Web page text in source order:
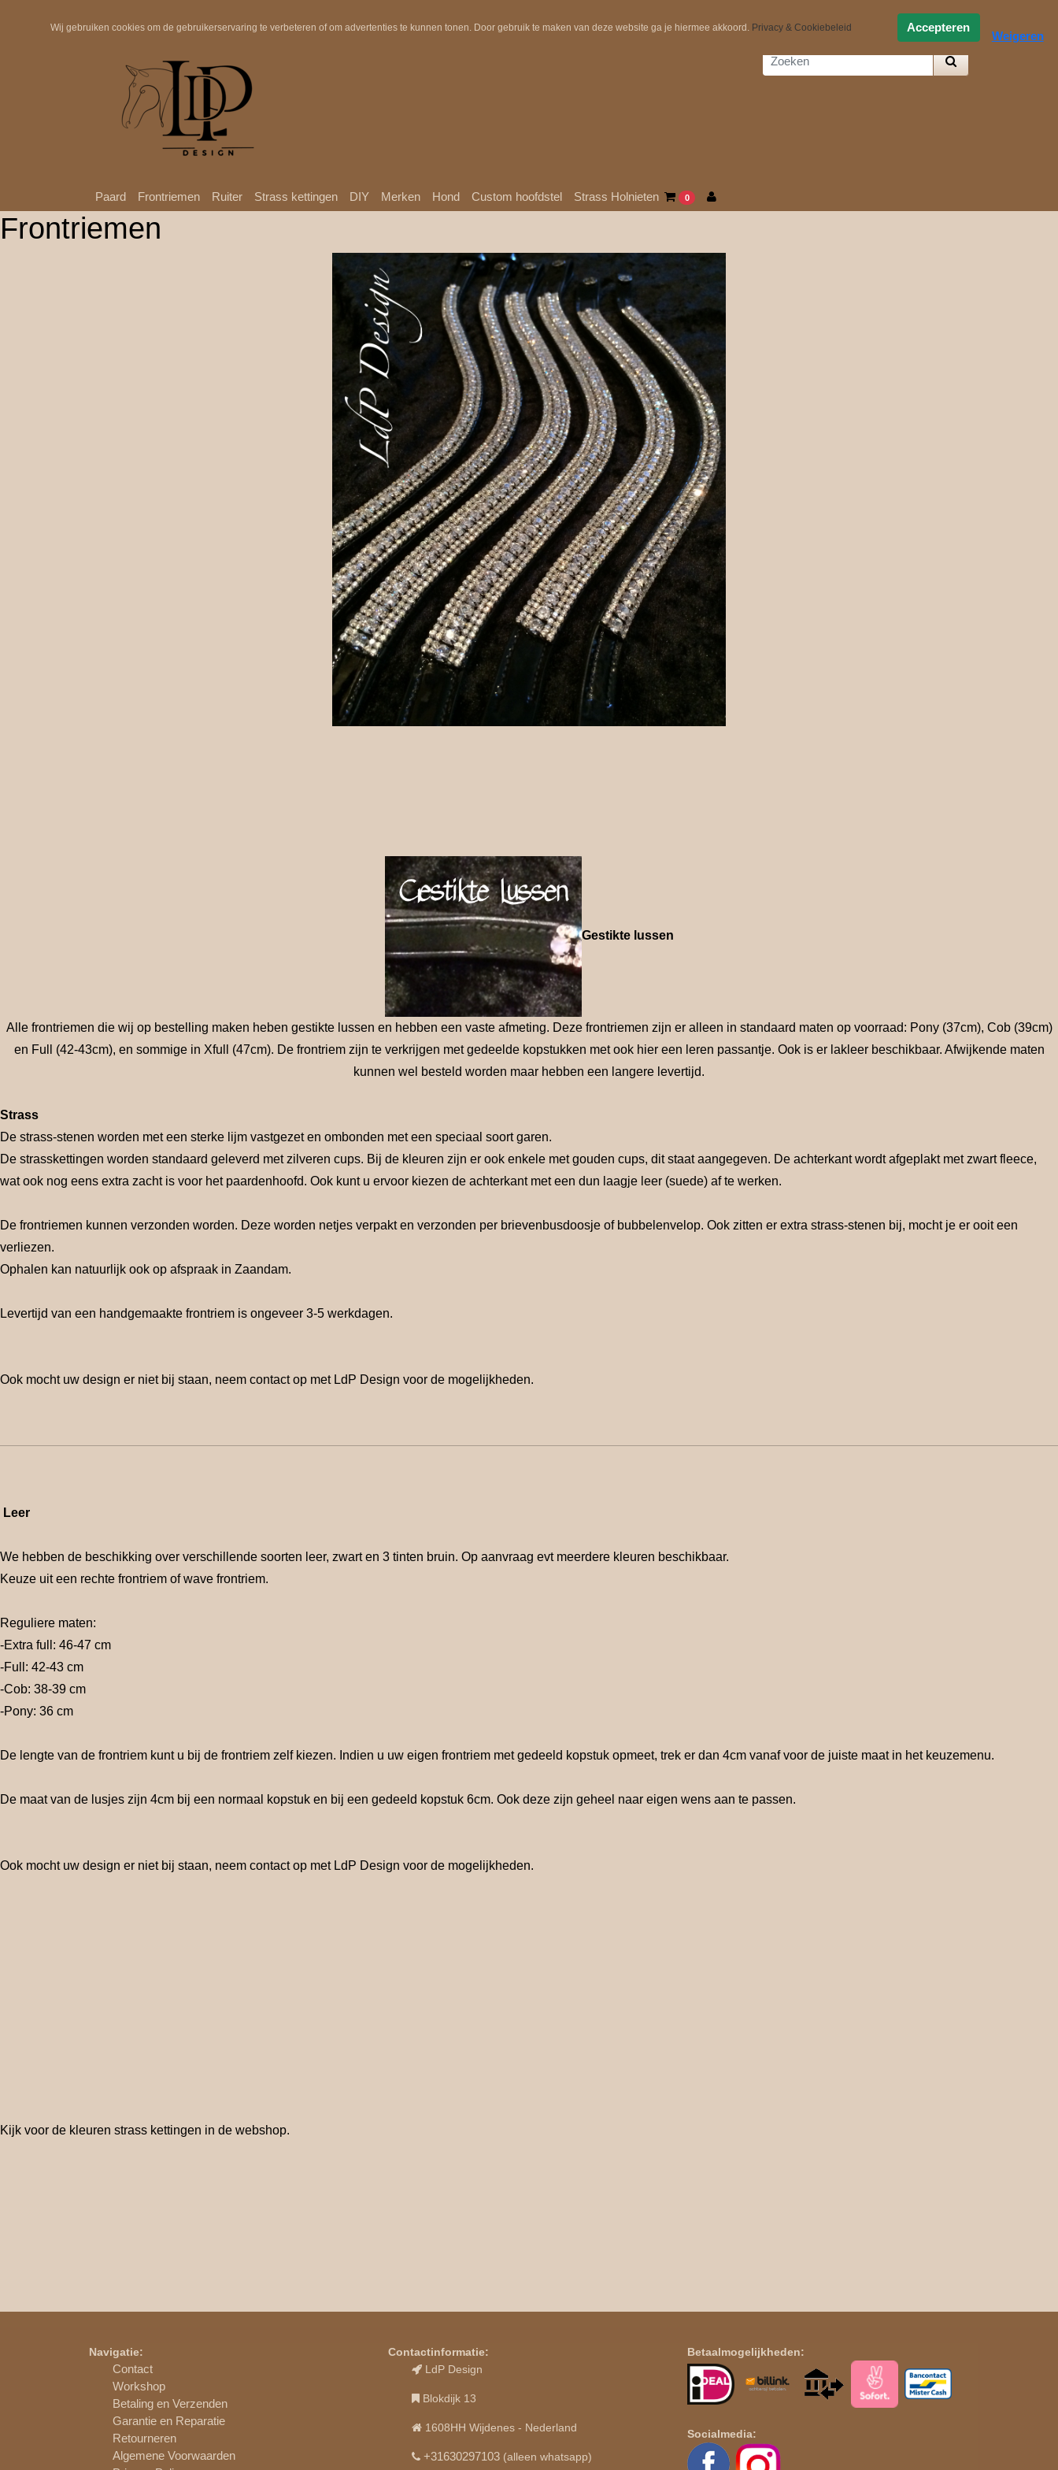
Paard Frontriemen Ruiter Strass kettingen DIY Merken Hond Custom hoofdstel Strass Holnieten 0
Frontriemen
Gestikte lussen
Alle frontriemen die wij op bestelling maken heben gestikte lussen en hebben een vaste afmeting. Deze frontriemen zijn er alleen in standaard maten op voorraad: Pony (37cm), Cob (39cm)
en Full (42-43cm), en sommige in Xfull (47cm). De frontriem zijn te verkrijgen met gedeelde kopstukken met ook hier een leren passantje. Ook is er lakleer beschikbaar. Afwijkende maten
kunnen wel besteld worden maar hebben een langere levertijd.
Strass
De strass-stenen worden met een sterke lijm vastgezet en ombonden met een speciaal soort garen.
De strasskettingen worden standaard geleverd met zilveren cups. Bij de kleuren zijn er ook enkele met gouden cups, dit staat aangegeven. De achterkant wordt afgeplakt met zwart fleece,
wat ook nog eens extra zacht is voor het paardenhoofd. Ook kunt u ervoor kiezen de achterkant met een dun laagje leer (suede) af te werken.
De frontriemen kunnen verzonden worden. Deze worden netjes verpakt en verzonden per brievenbusdoosje of bubbelenvelop. Ook zitten er extra strass-stenen bij, mocht je er ooit een
verliezen.
Ophalen kan natuurlijk ook op afspraak in Zaandam.
Levertijd van een handgemaakte frontriem is ongeveer 3-5 werkdagen.
Ook mocht uw design er niet bij staan, neem contact op met LdP Design voor de mogelijkheden.
Leer
We hebben de beschikking over verschillende soorten leer, zwart en 3 tinten bruin. Op aanvraag evt meerdere kleuren beschikbaar.
Keuze uit een rechte frontriem of wave frontriem.
Reguliere maten:
-Extra full: 46-47 cm
-Full: 42-43 cm
-Cob: 38-39 cm
-Pony: 36 cm
De lengte van de frontriem kunt u bij de frontriem zelf kiezen. Indien u uw eigen frontriem met gedeeld kopstuk opmeet, trek er dan 4cm vanaf voor de juiste maat in het keuzemenu.
De maat van de lusjes zijn 4cm bij een normaal kopstuk en bij een gedeeld kopstuk 6cm. Ook deze zijn geheel naar eigen wens aan te passen.
Ook mocht uw design er niet bij staan, neem contact op met LdP Design voor de mogelijkheden.
Kijk voor de kleuren strass kettingen in de webshop.
Navigatie:
Contact
Workshop
Betaling en Verzenden
Garantie en Reparatie
Retourneren
Algemene Voorwaarden
Contactinformatie:
LdP Design
Blokdijk 13
1608HH Wijdenes - Nederland
+31630297103 (alleen whatsapp)
Betaalmogelijkheden:
Socialmedia:
Wij gebruiken cookies om de gebruikerservaring te verbeteren of om advertenties te kunnen tonen. Door gebruik te maken van deze website ga je hiermee akkoord. Privacy & Cookiebeleid Accepteren
Weigeren